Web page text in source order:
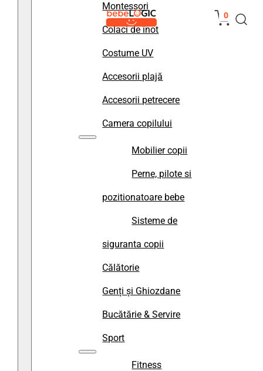
Montessori
Colaci de înot
Costume UV
Accesorii plajă
Accesorii petrecere
Camera copilului
Mobilier copii
Perne, pilote si
pozitionatoare bebe
Sisteme de
siguranta copii
Călătorie
Genți și Ghiozdane
Bucătărie & Servire
Sport
Fitness
0